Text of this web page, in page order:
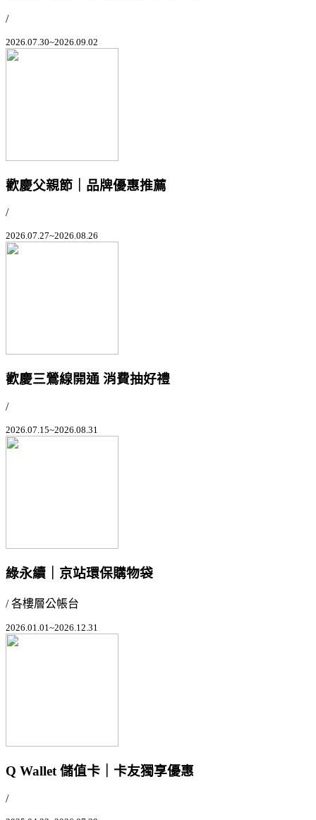
/
2026.07.30~2026.09.02
歡慶父親節｜品牌優惠推薦
/
2026.07.27~2026.08.26
歡慶三鶯線開通 消費抽好禮
/
2026.07.15~2026.08.31
綠永續｜京站環保購物袋
/ 各樓層公帳台
2026.01.01~2026.12.31
Q Wallet 儲值卡｜卡友獨享優惠
/